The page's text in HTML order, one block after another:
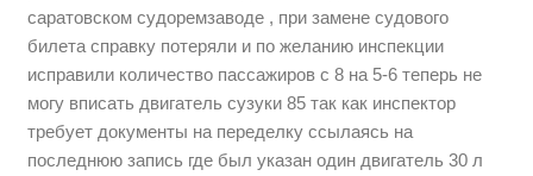
саратовском судоремзаводе , при замене судового
билета справку потеряли и по желанию инспекции
исправили количество пассажиров с 8 на 5-6 теперь не
могу вписать двигатель сузуки 85 так как инспектор
требует документы на переделку ссылаясь на
последнюю запись где был указан один двигатель 30 л